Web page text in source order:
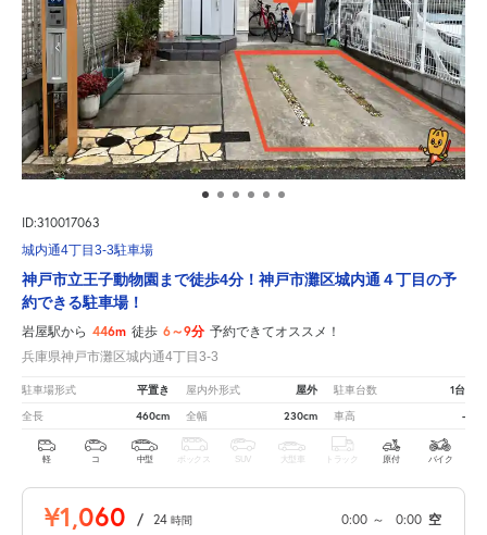
ID:310017063
城内通4丁目3-3駐車場
神戸市立王子動物園まで徒歩4分！神戸市灘区城内通４丁目の予
約できる駐車場！
岩屋駅から 446m 徒歩 6～9分 予約できてオススメ！
兵庫県神戸市灘区城内通4丁目3-3
駐車場形式 平置き 屋内外形式 屋外 駐車台数 1台
全長 460cm 全幅 230cm 車高 -
軽 コ 中型 ボックス SUV 大型車 トラック 原付 バイク
¥1,060 / 24 時間 0:00 ～ 0:00 空